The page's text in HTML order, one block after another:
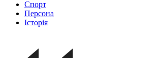
Спорт
Персона
Історія